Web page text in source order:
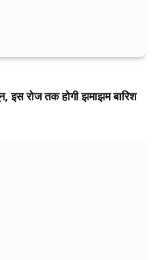
इस रोज तक होगी झमाझम बारिश